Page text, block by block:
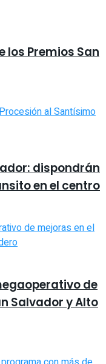
los Premios San
dispondrán
en el centro
de
Salvador y Alto